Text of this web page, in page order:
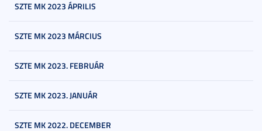
SZTE MK 2023 ÁPRILIS
SZTE MK 2023 MÁRCIUS
SZTE MK 2023. FEBRUÁR
SZTE MK 2023. JANUÁR
SZTE MK 2022. DECEMBER